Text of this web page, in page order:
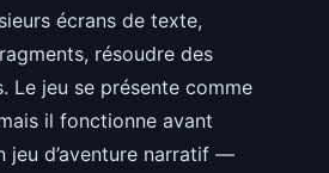
écrans de texte,
résoudre des
Le jeu se présente comme
il fonctionne avant
jeu d’aventure narratif —